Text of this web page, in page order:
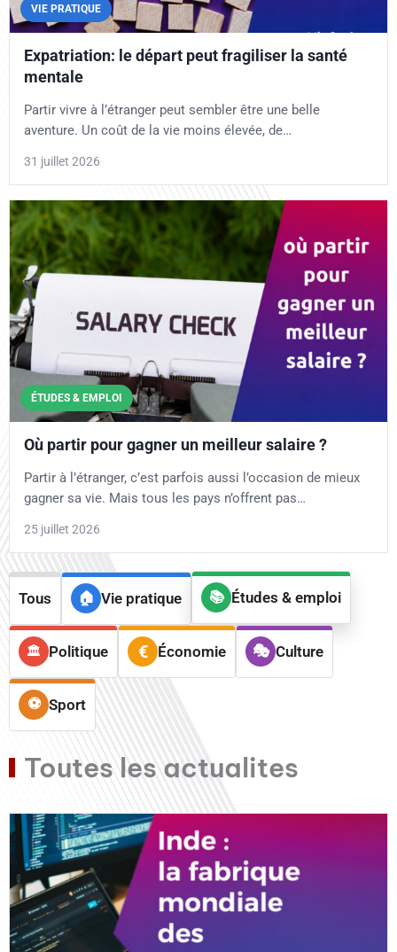
VIE PRATIQUE
Expatriation: le départ peut fragiliser la santé
mentale
Partir vivre à l’étranger peut sembler être une belle
aventure. Un coût de la vie moins élevée, de…
31 juillet 2026
ÉTUDES & EMPLOI
Où partir pour gagner un meilleur salaire ?
Partir à l’étranger, c’est parfois aussi l’occasion de mieux
gagner sa vie. Mais tous les pays n’offrent pas…
25 juillet 2026
Tous Vie pratique Études & emploi
Politique Économie Culture
Sport
Toutes les actualites